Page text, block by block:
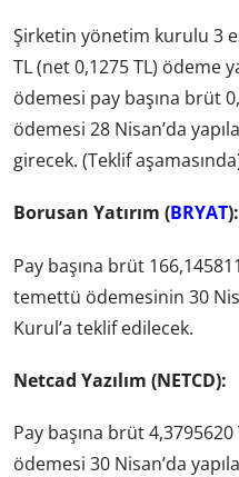
Şirketin yönetim kurulu 3
TL (net 0,1275 TL) ödeme
ödemesi pay başına brüt
ödemesi 28 Nisan’da
girecek. (Teklif
Borusan Yatırım (BRYAT):
Pay başına brüt
temettü ödemesinin 30
Kurul’a teklif edilecek.
Netcad Yazılım (NETCD):
Pay başına brüt
ödemesi 30 Nisan’da